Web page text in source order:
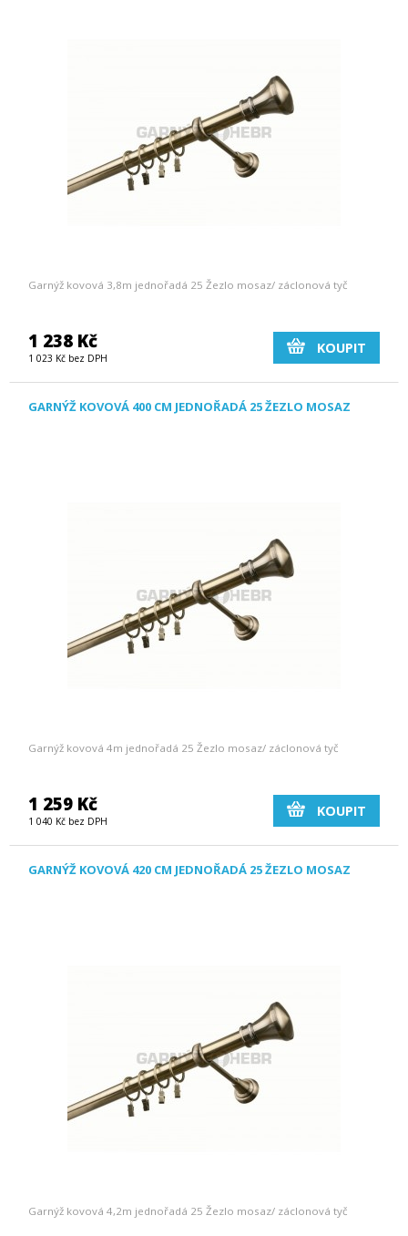
Garnýž kovová 3,8m jednořadá 25 Žezlo mosaz/ záclonová tyč
1 238 Kč
1 023 Kč bez DPH
KOUPIT
GARNÝŽ KOVOVÁ 400 CM JEDNOŘADÁ 25 ŽEZLO MOSAZ
Garnýž kovová 4m jednořadá 25 Žezlo mosaz/ záclonová tyč
1 259 Kč
1 040 Kč bez DPH
KOUPIT
GARNÝŽ KOVOVÁ 420 CM JEDNOŘADÁ 25 ŽEZLO MOSAZ
Garnýž kovová 4,2m jednořadá 25 Žezlo mosaz/ záclonová tyč